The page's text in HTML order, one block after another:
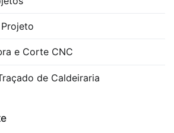
e Corte CNC
de Caldeiraria